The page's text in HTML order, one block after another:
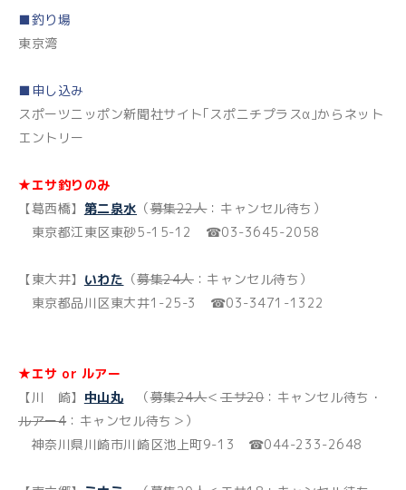
■釣り場
東京湾
■申し込み
スポーツニッポン新聞社サイト｢スポニチプラスα｣からネット
エントリー
★エサ釣りのみ
【葛西橋】 第二泉水 （募集22人：キャンセル待ち）
東京都江東区東砂5-15-12 ☎03-3645-2058
【東大井】 いわた （募集24人：キャンセル待ち）
東京都品川区東大井1-25-3 ☎03-3471-1322
★エサ or ルアー
【川 崎】 中山丸 （募集24人＜ エサ20：キャンセル待ち・
ルアー4：キャンセル待ち＞）
神奈川県川崎市川崎区池上町9-13 ☎044-233-2648